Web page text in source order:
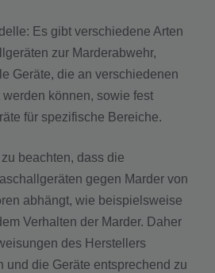
Es gibt verschiedene Arten
zur Marderabwehr,
Geräte, die an verschiedenen
werden können, sowie fest
für spezifische Bereiche.
beachten, dass die
gegen Marder von
abhängt, wie beispielsweise
Verhalten der Marder. Daher
des Herstellers
und die Geräte entsprechend zu